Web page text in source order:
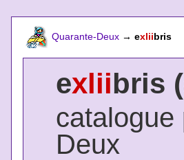
Quarante-Deux → exliibris
exliibris
catalogue
Deux